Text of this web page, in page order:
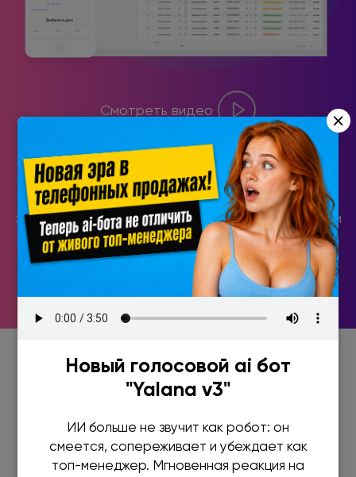
Смотреть видео
CRM система, которой не нужно обучать
менеджеров по продажам. Всё безумно просто и
логично! Например, невозможно пропустить
задачу, так как уведомление о ней придет звонком
на телефон.
×
Новый голосовой ai бот
"Yalana v3"
ИИ больше не звучит как робот: он
смеется, сопереживает и убеждает как
топ-менеджер. Мгновенная реакция на